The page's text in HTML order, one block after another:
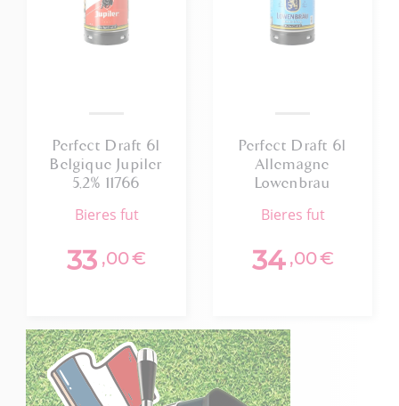
Perfect Draft 6l
Belgique Jupiler
5,2% 11766
bieres fut
33 ,00€
Perfect Draft 6l
Allemagne
Lowenbrau
bieres fut
34 ,00€